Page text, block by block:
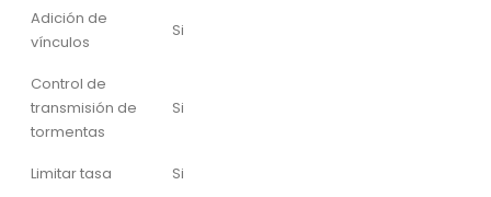
Adición de
vínculos
Si
Control de
transmisión de
tormentas
Si
Limitar tasa
Si